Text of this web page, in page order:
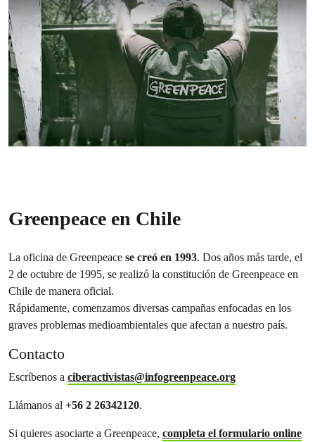
Greenpeace en Chile
La oficina de Greenpeace se creó en 1993. Dos años más tarde, el
2 de octubre de 1995, se realizó la constitución de Greenpeace en
Chile de manera oficial.
Rápidamente, comenzamos diversas campañas enfocadas en los
graves problemas medioambientales que afectan a nuestro país.
Contacto
Escríbenos a ciberactivistas@infogreenpeace.org
Llámanos al +56 2 26342120.
Si quieres asociarte a Greenpeace, completa el formulario online